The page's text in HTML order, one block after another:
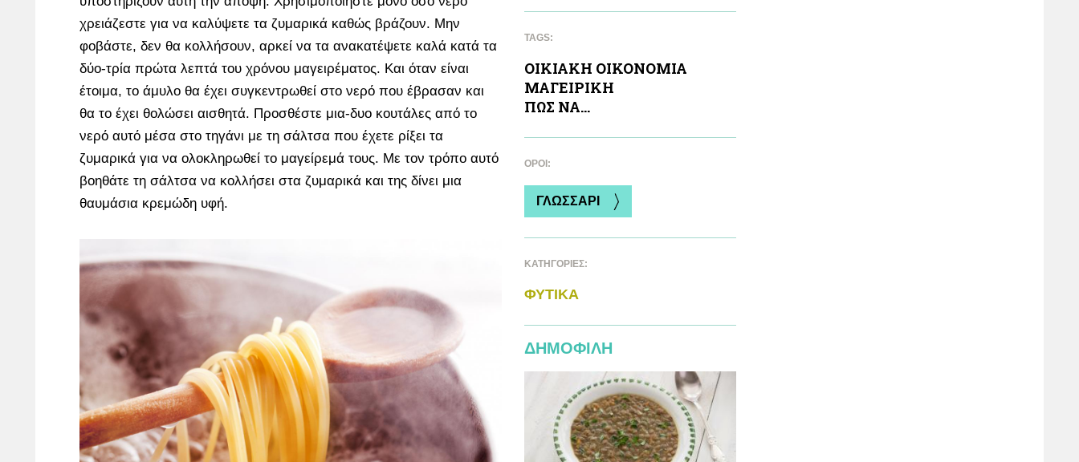
χρειάζεστε για να καλύψετε τα ζυμαρικά καθώς βράζουν. Μην
φοβάστε, δεν θα κολλήσουν, αρκεί να τα ανακατέψετε καλά κατά τα
δύο-τρία πρώτα λεπτά του χρόνου μαγειρέματος. Και όταν είναι
έτοιμα, το άμυλο θα έχει συγκεντρωθεί στο νερό που έβρασαν και
θα το έχει θολώσει αισθητά. Προσθέστε μια-δυο κουτάλες από το
νερό αυτό μέσα στο τηγάνι με τη σάλτσα που έχετε ρίξει τα
ζυμαρικά για να ολοκληρωθεί το μαγείρεμά τους. Με τον τρόπο αυτό
βοηθάτε τη σάλτσα να κολλήσει στα ζυμαρικά και της δίνει μια
θαυμάσια κρεμώδη υφή.
TAGS:
ΟΙΚΙΑΚΗ ΟΙΚΟΝΟΜΙΑ
ΜΑΓΕΙΡΙΚΗ
ΠΩΣ ΝΑ...
ΌΡΟΙ:
ΓΛΩΣΣΑΡΙ
ΚΑΤΗΓΟΡΙΕΣ:
ΦΥΤΙΚA
ΔΗΜΟΦΙΛΗ